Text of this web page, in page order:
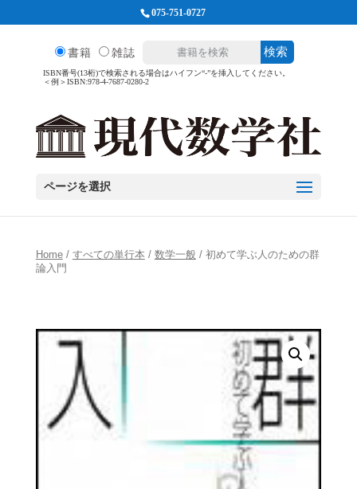
075-751-0727
書籍 雑誌 検索
ISBN番号(13桁)で検索される場合はハイフン“-”を挿入してください。
＜例＞ISBN:978-4-7687-0280-2
ページを選択
Home/ すべての単行本 / 数学一般 / 初めて学ぶ人のための群
論入門